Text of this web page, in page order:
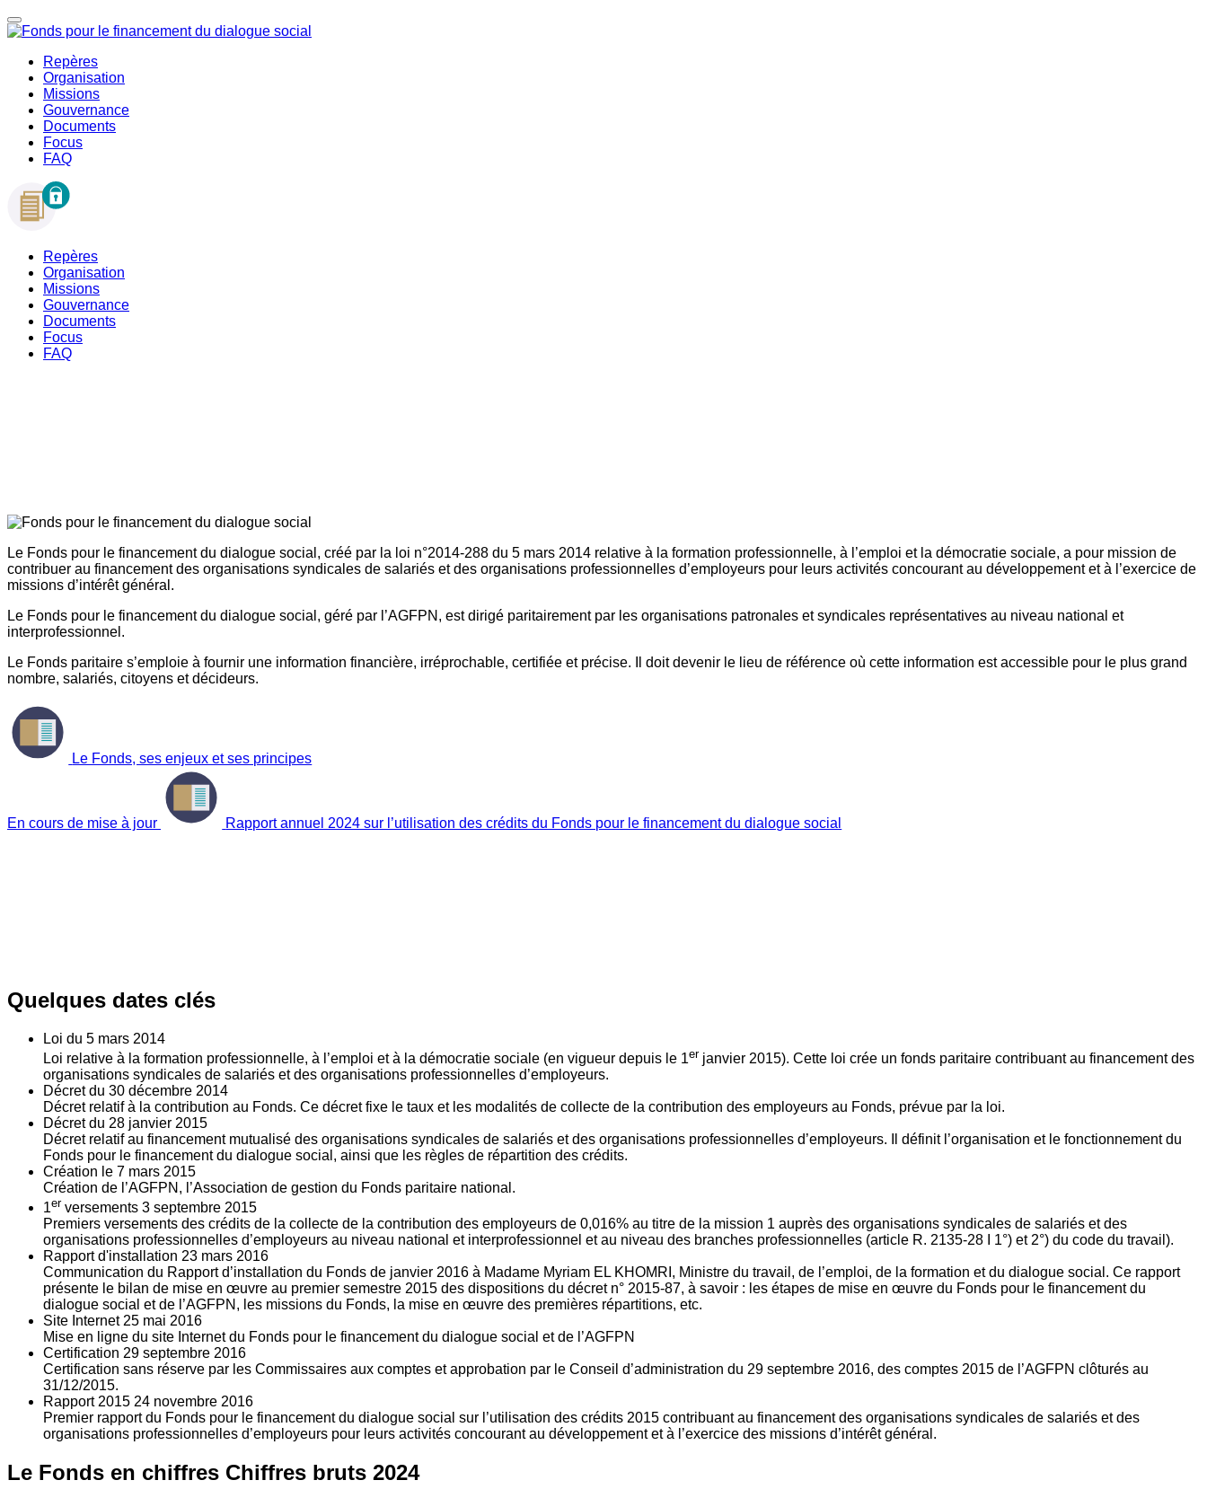
Repères
Organisation
Missions
Gouvernance
Documents
Focus
FAQ
Repères
Organisation
Missions
Gouvernance
Documents
Focus
FAQ
Le Fonds pour le financement du dialogue social, créé par la loi n°2014-288 du 5 mars 2014 relative à la formation professionnelle, à l’emploi et la démocratie sociale, a pour mission de
contribuer au financement des organisations syndicales de salariés et des organisations professionnelles d’employeurs pour leurs activités concourant au développement et à l’exercice de
missions d’intérêt général.
Le Fonds pour le financement du dialogue social, géré par l’AGFPN, est dirigé paritairement par les organisations patronales et syndicales représentatives au niveau national et
interprofessionnel.
Le Fonds paritaire s’emploie à fournir une information financière, irréprochable, certifiée et précise. Il doit devenir le lieu de référence où cette information est accessible pour le plus grand
nombre, salariés, citoyens et décideurs.
Le Fonds, ses enjeux et ses principes
En cours de mise à jour Rapport annuel 2024 sur l’utilisation des crédits du Fonds pour le financement du dialogue social
Quelques dates clés
Loi du 5 mars 2014
Loi relative à la formation professionnelle, à l’emploi et à la démocratie sociale (en vigueur depuis le 1er janvier 2015). Cette loi crée un fonds paritaire contribuant au financement des
organisations syndicales de salariés et des organisations professionnelles d’employeurs.
Décret du 30 décembre 2014
Décret relatif à la contribution au Fonds. Ce décret fixe le taux et les modalités de collecte de la contribution des employeurs au Fonds, prévue par la loi.
Décret du 28 janvier 2015
Décret relatif au financement mutualisé des organisations syndicales de salariés et des organisations professionnelles d’employeurs. Il définit l’organisation et le fonctionnement du
Fonds pour le financement du dialogue social, ainsi que les règles de répartition des crédits.
Création le 7 mars 2015
Création de l’AGFPN, l’Association de gestion du Fonds paritaire national.
1er versements 3 septembre 2015
Premiers versements des crédits de la collecte de la contribution des employeurs de 0,016% au titre de la mission 1 auprès des organisations syndicales de salariés et des
organisations professionnelles d’employeurs au niveau national et interprofessionnel et au niveau des branches professionnelles (article R. 2135‐28 I 1°) et 2°) du code du travail).
Rapport d'installation 23 mars 2016
Communication du Rapport d’installation du Fonds de janvier 2016 à Madame Myriam EL KHOMRI, Ministre du travail, de l’emploi, de la formation et du dialogue social. Ce rapport
présente le bilan de mise en œuvre au premier semestre 2015 des dispositions du décret n° 2015-87, à savoir : les étapes de mise en œuvre du Fonds pour le financement du
dialogue social et de l’AGFPN, les missions du Fonds, la mise en œuvre des premières répartitions, etc.
Site Internet 25 mai 2016
Mise en ligne du site Internet du Fonds pour le financement du dialogue social et de l’AGFPN
Certification 29 septembre 2016
Certification sans réserve par les Commissaires aux comptes et approbation par le Conseil d’administration du 29 septembre 2016, des comptes 2015 de l’AGFPN clôturés au
31/12/2015.
Rapport 2015 24 novembre 2016
Premier rapport du Fonds pour le financement du dialogue social sur l’utilisation des crédits 2015 contribuant au financement des organisations syndicales de salariés et des
organisations professionnelles d’employeurs pour leurs activités concourant au développement et à l’exercice des missions d’intérêt général.
Le Fonds en chiffres Chiffres bruts 2024